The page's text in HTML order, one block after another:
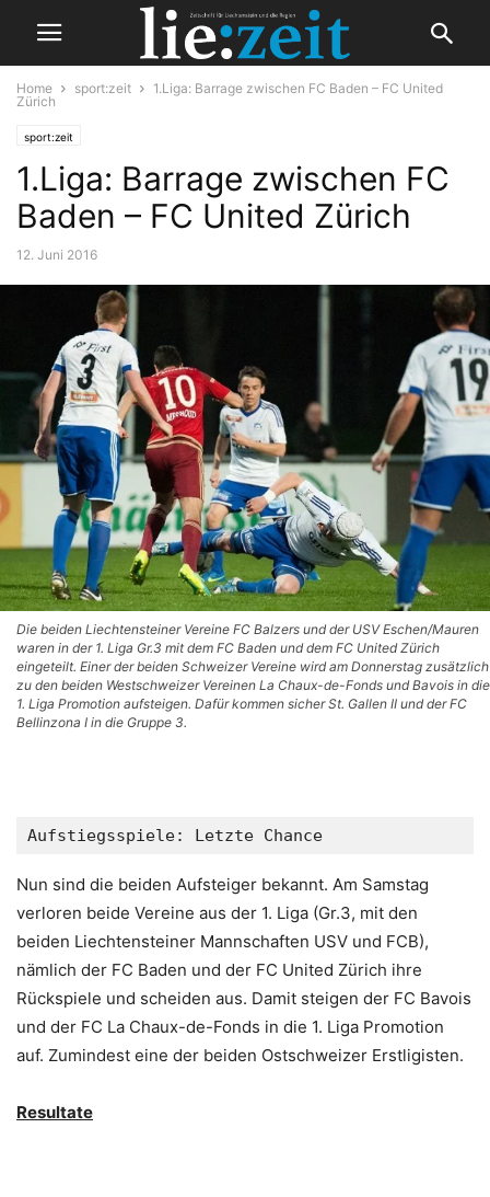
Home sport:zeit
1.Liga: Barrage zwischen FC Baden – FC United
Zürich
sport:zeit
1.Liga: Barrage zwischen FC
Baden – FC United Zürich
12. Juni 2016
Die beiden Liechtensteiner Vereine FC Balzers und der USV Eschen/Mauren
waren in der 1. Liga Gr.3 mit dem FC Baden und dem FC United Zürich
eingeteilt. Einer der beiden Schweizer Vereine wird am Donnerstag zusätzlich
zu den beiden Westschweizer Vereinen La Chaux-de-Fonds und Bavois in die
1. Liga Promotion aufsteigen. Dafür kommen sicher St. Gallen II und der FC
Bellinzona I in die Gruppe 3.
Aufstiegsspiele: Letzte Chance
Nun sind die beiden Aufsteiger bekannt. Am Samstag
verloren beide Vereine aus der 1. Liga (Gr.3, mit den
beiden Liechtensteiner Mannschaften USV und FCB),
nämlich der FC Baden und der FC United Zürich ihre
Rückspiele und scheiden aus. Damit steigen der FC Bavois
und der FC La Chaux-de-Fonds in die 1. Liga Promotion
auf. Zumindest eine der beiden Ostschweizer Erstligisten.
Resultate